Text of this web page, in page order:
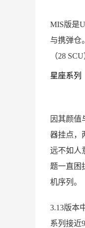
MIS版是
与携弹仓
（28
星座系列
因其颜值
器挂点，
远不如人
题一直困
机序列。
3.13版本
系列接近